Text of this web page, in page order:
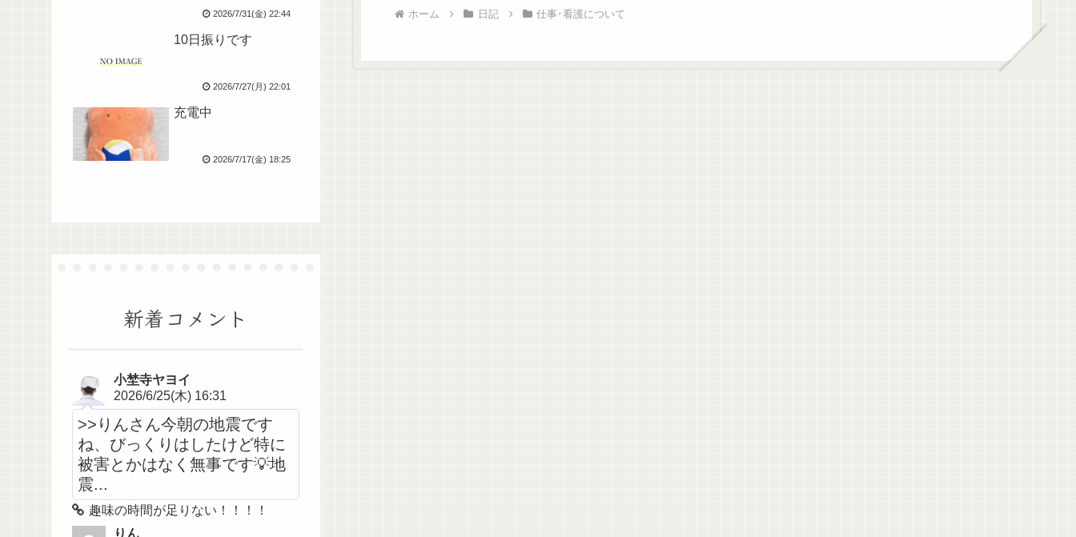
ホーム 日記 仕事･看護について
2026/7/31(金) 22:44
10日振りです
2026/7/27(月) 22:01
充電中
2026/7/17(金) 18:25
新着コメント
小埜寺ヤヨイ
2026/6/25(木) 16:31
>>りんさん今朝の地震です
ね、びっくりはしたけど特に
被害とかはなく無事です💡地
震...
趣味の時間が足りない！！！！
りん